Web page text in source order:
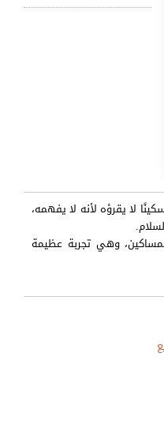
لا يقرؤه لأنه لا يفهمه،
وهي تجربة عظيمة